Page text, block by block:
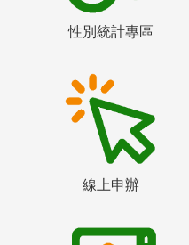
性別統計專區
線上申辦